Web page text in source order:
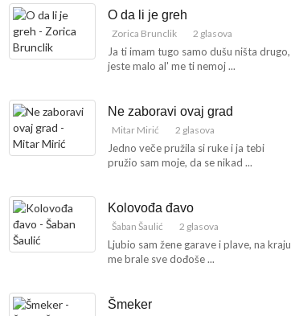
O da li je greh
Zorica Brunclik 2 glasova
Ja ti imam tugo samo dušu ništa drugo,
jeste malo al' me ti nemoj ...
Ne zaboravi ovaj grad
Mitar Mirić 2 glasova
Jedno veče pružila si ruke i ja tebi
pružio sam moje, da se nikad ...
Kolovođa đavo
Šaban Šaulić 2 glasova
Ljubio sam žene garave i plave, na kraju
me brale sve dođoše ...
Šmeker